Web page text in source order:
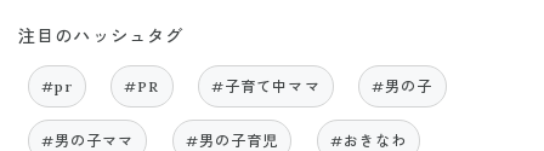
注目のハッシュタグ
#pr #PR #子育て中ママ #男の子
#男の子ママ #男の子育児 #おきなわ